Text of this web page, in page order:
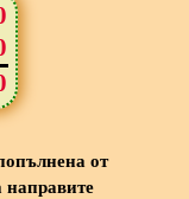
от
направите